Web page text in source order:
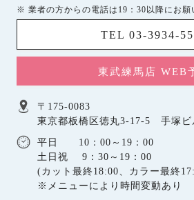
※ 業者の方からの電話は19：30以降にお願
TEL 03-3934-
東武練馬店 WEB
〒175-0083
東京都板橋区徳丸3-17-5 手塚ビ
平日 10：00～19：00
土日祝 9：30～19：00
(カット最終18:00、カラー最終
※メニューにより時間変動あり